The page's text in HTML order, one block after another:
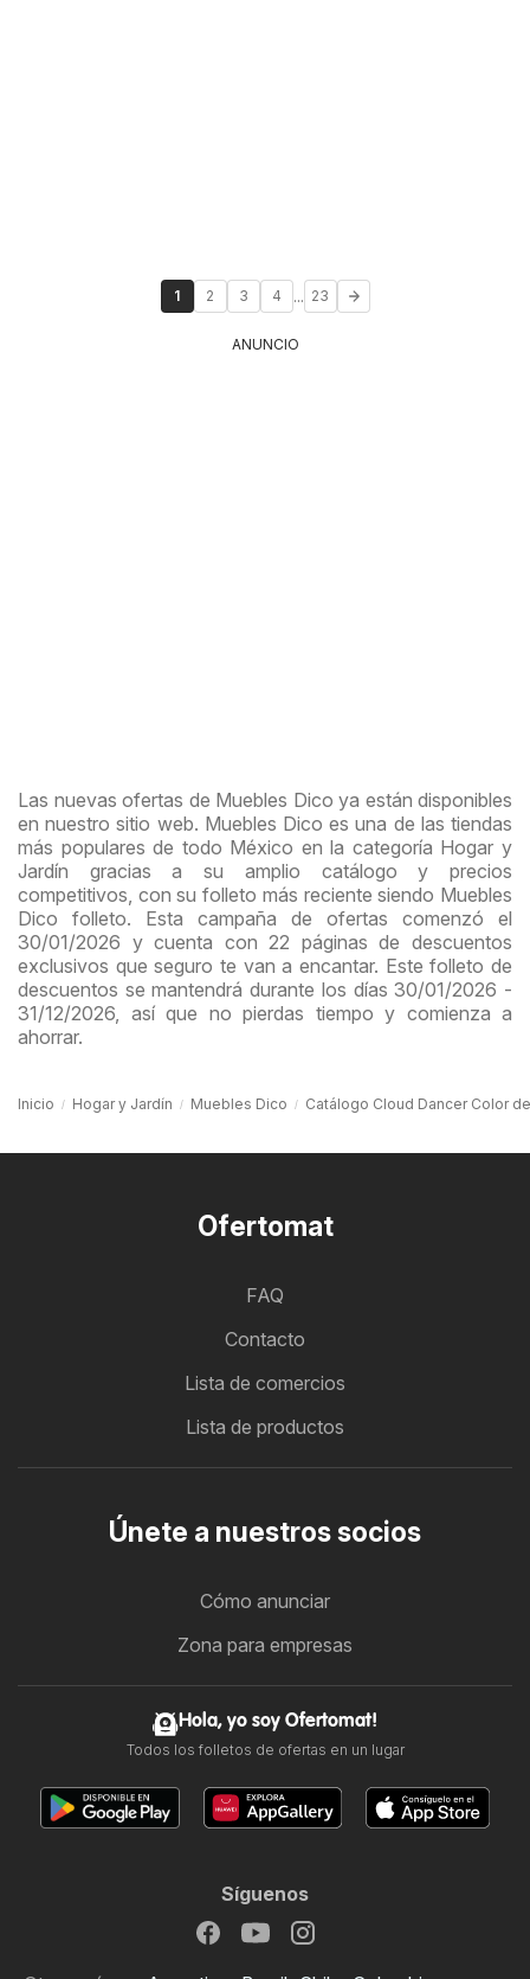
1 2 3 4 ... 23
ANUNCIO
Las nuevas ofertas de Muebles Dico ya están disponibles
en nuestro sitio web. Muebles Dico es una de las tiendas
más populares de todo México en la categoría Hogar y
Jardín gracias a su amplio catálogo y precios
competitivos, con su folleto más reciente siendo Muebles
Dico folleto. Esta campaña de ofertas comenzó el
30/01/2026 y cuenta con 22 páginas de descuentos
exclusivos que seguro te van a encantar. Este folleto de
descuentos se mantendrá durante los días 30/01/2026 -
31/12/2026, así que no pierdas tiempo y comienza a
ahorrar.
Inicio Hogar y Jardín Muebles Dico Catálogo Cloud Dancer Color
Ofertomat
FAQ
Contacto
Lista de comercios
Lista de productos
Únete a nuestros socios
Cómo anunciar
Zona para empresas
Hola, yo soy Ofertomat!
Todos los folletos de ofertas en un lugar
Síguenos